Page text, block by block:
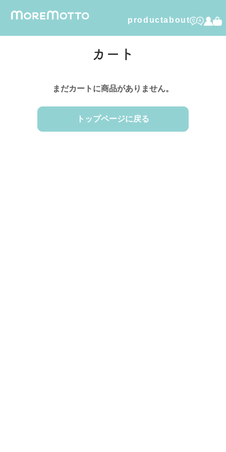
productabout
humuskin water
furico
dental care gel
カート
まだカートに商品がありません。
トップページに戻る